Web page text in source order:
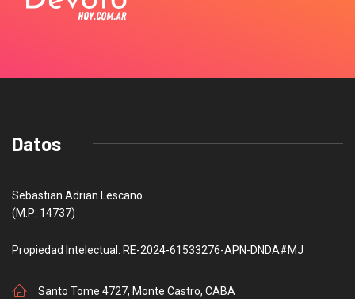
Datos
Sebastian Adrian Lescano
(M.P: 14737)
Propiedad Intelectual: RE-2024-61533276-APN-DNDA#MJ
Santo Tome 4727, Monte Castro, CABA